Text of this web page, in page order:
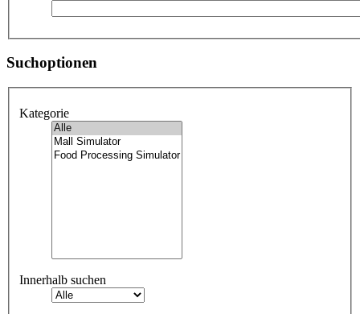
Suchoptionen
Kategorie
Innerhalb suchen